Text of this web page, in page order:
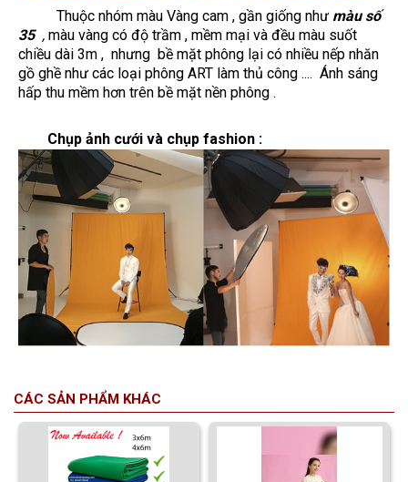
Thuộc nhóm màu Vàng cam , gần giống như màu số
35 , màu vàng có độ trầm , mềm mại và đều màu suốt
chiều dài 3m , nhưng bề mặt phông lại có nhiều nếp nhăn
gồ ghề như các loại phông ART làm thủ công .... Ánh sáng
hấp thu mềm hơn trên bề mặt nền phông .
Chụp ảnh cưới và chụp fashion :
CÁC SẢN PHẨM KHÁC